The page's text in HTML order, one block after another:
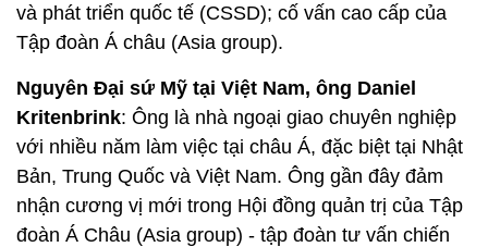
và phát triển quốc tế (CSSD); cố vấn cao cấp của
Tập đoàn Á châu (Asia group).
Nguyên Đại sứ Mỹ tại Việt Nam, ông Daniel
Kritenbrink: Ông là nhà ngoại giao chuyên nghiệp
với nhiều năm làm việc tại châu Á, đặc biệt tại Nhật
Bản, Trung Quốc và Việt Nam. Ông gần đây đảm
nhận cương vị mới trong Hội đồng quản trị của Tập
đoàn Á Châu (Asia group) - tập đoàn tư vấn chiến